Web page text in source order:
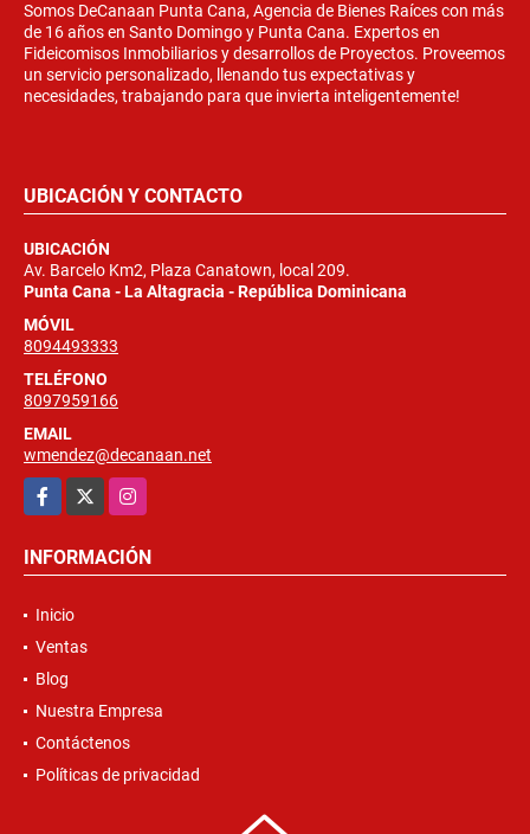
Somos DeCanaan Punta Cana, Agencia de Bienes Raíces con más
de 16 años en Santo Domingo y Punta Cana. Expertos en
Fideicomisos Inmobiliarios y desarrollos de Proyectos. Proveemos
un servicio personalizado, llenando tus expectativas y
necesidades, trabajando para que invierta inteligentemente!
UBICACIÓN Y CONTACTO
UBICACIÓN
Av. Barcelo Km2, Plaza Canatown, local 209.
Punta Cana - La Altagracia - República Dominicana
MÓVIL
8094493333
TELÉFONO
8097959166
EMAIL
wmendez@decanaan.net
Facebook
Instagram
INFORMACIÓN
Inicio
Ventas
Blog
Nuestra Empresa
Contáctenos
Políticas de privacidad